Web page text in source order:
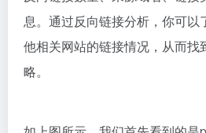
反向链接分析功能可以帮助你了
情况。你可以输入一个域名，
反向链接数量、来源域名、链接
他相关网站的链接情况，从而找